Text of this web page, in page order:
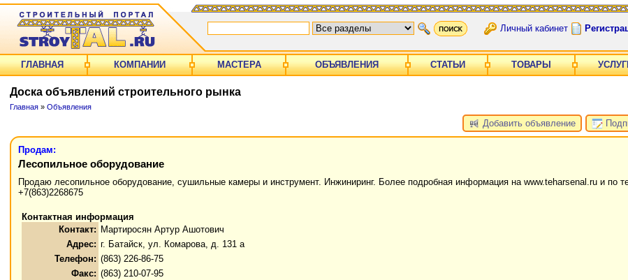
Личный кабинет
ГЛАВНАЯ КОМПАНИИ МАСТЕРА ОБЪЯВЛЕНИЯ СТАТЬИ ТОВАРЫ
Доска объявлений строительного рынка
Главная» Объявления
Добавить объявление
Продам:
Лесопильное оборудование
Продаю лесопильное оборудование, сушильные камеры и инструмент. Инжиниринг. Более подробная информация на www.teharsenal.ru и по
+7(863)2268675
Контактная информация
Контакт: Мартиросян Артур Ашотович
Адрес: г. Батайск, ул. Комарова, д. 131 а
Телефон: (863) 226-86-75
Факс: (863) 210-07-95